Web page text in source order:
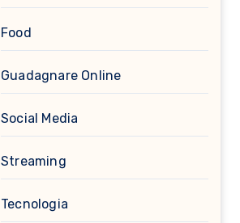
Food
Guadagnare Online
Social Media
Streaming
Tecnologia